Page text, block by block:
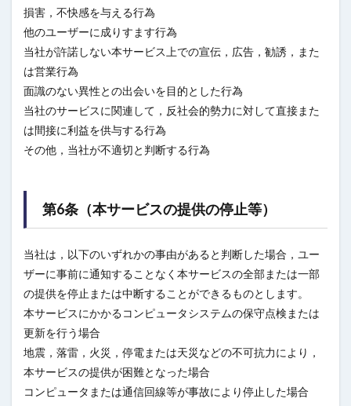
損害，不快感を与える行為
他のユーザーに成りすます行為
当社が許諾しない本サービス上での宣伝，広告，勧誘，また
は営業行為
面識のない異性との出会いを目的とした行為
当社のサービスに関連して，反社会的勢力に対して直接また
は間接に利益を供与する行為
その他，当社が不適切と判断する行為
第6条（本サービスの提供の停止等）
当社は，以下のいずれかの事由があると判断した場合，ユー
ザーに事前に通知することなく本サービスの全部または一部
の提供を停止または中断することができるものとします。
本サービスにかかるコンピュータシステムの保守点検または
更新を行う場合
地震，落雷，火災，停電または天災などの不可抗力により，
本サービスの提供が困難となった場合
コンピュータまたは通信回線等が事故により停止した場合